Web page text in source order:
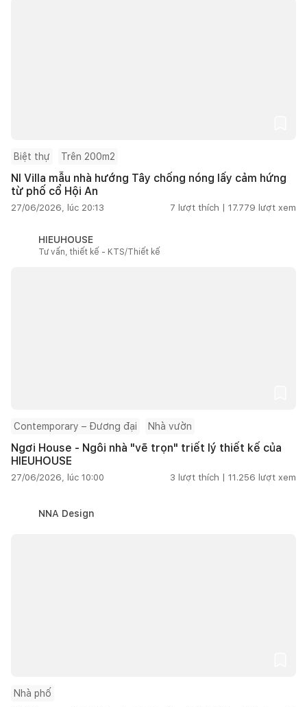
Biệt thự Trên 200m2
NI Villa mẫu nhà hướng Tây chống nóng lấy cảm hứng
từ phố cổ Hội An
27/06/2026, lúc 20:13 7 lượt thích | 17.779 lượt xem
HIEUHOUSE
Tư vấn, thiết kế - KTS/Thiết kế
Contemporary – Đương đại Nhà vườn
Ngơi House - Ngôi nhà "vẽ trọn" triết lý thiết kế của
HIEUHOUSE
27/06/2026, lúc 10:00 3 lượt thích | 11.256 lượt xem
NNA Design
Nhà phố